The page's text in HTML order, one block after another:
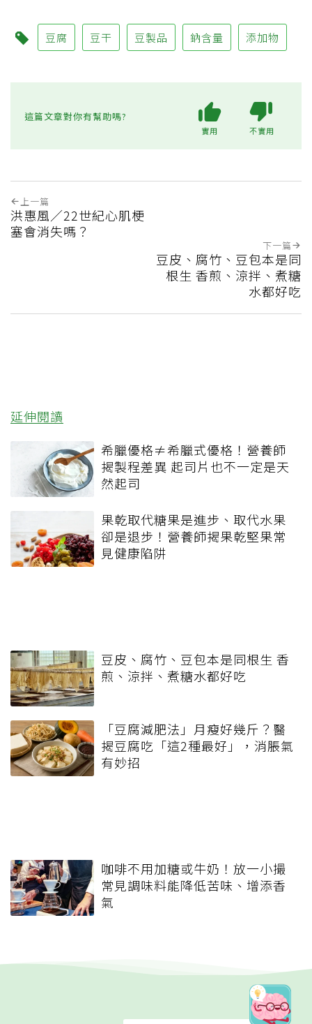
豆腐 豆干 豆製品 鈉含量 添加物
這篇文章對你有幫助嗎?
實用 不實用
上一篇
洪惠風／22世紀心肌梗
塞會消失嗎？
下一篇
豆皮、腐竹、豆包本是同
根生 香煎、涼拌、煮糖
水都好吃
延伸閱讀
希臘優格≠希臘式優格！營養師
揭製程差異 起司片也不一定是天
然起司
果乾取代糖果是進步、取代水果
卻是退步！營養師揭果乾堅果常
見健康陷阱
豆皮、腐竹、豆包本是同根生 香
煎、涼拌、煮糖水都好吃
「豆腐減肥法」月瘦好幾斤？醫
揭豆腐吃「這2種最好」，消脹氣
有妙招
咖啡不用加糖或牛奶！放一小撮
常見調味料能降低苦味、增添香
氣